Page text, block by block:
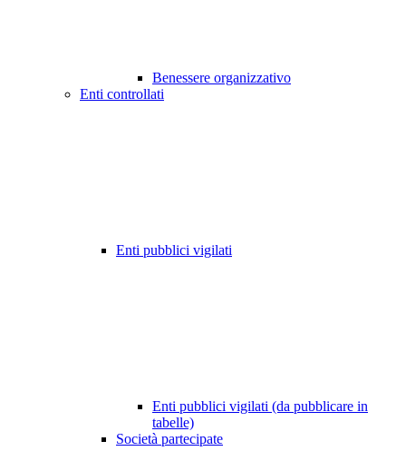
Benessere organizzativo
Enti controllati
Enti pubblici vigilati
Enti pubblici vigilati (da pubblicare in
tabelle)
Società partecipate